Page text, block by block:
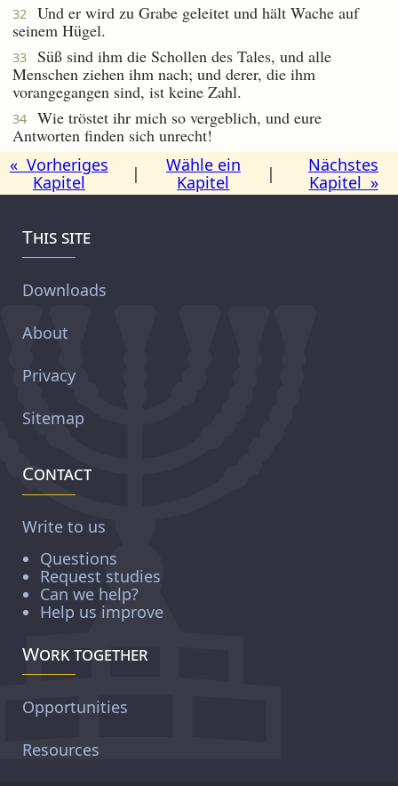
32
Und er wird zu Grabe geleitet und hält Wache auf
seinem Hügel.
33
Süß sind ihm die Schollen des Tales, und alle
Menschen ziehen ihm nach; und derer, die ihm
vorangegangen sind, ist keine Zahl.
34
Wie tröstet ihr mich so vergeblich, und eure
Antworten finden sich unrecht!
« Vorheriges
Kapitel
|
Wähle ein
Kapitel
|
Nächstes
Kapitel »
This site
Downloads
About
Privacy
Sitemap
Contact
Write to us
Questions
Request studies
Can we help?
Help us improve
Work together
Opportunities
Resources